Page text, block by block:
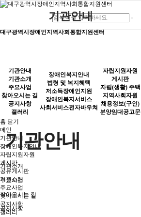
대구광역시장애인지역사회통합지원센터
기관안내
공지사항
갤러리
복지정보
기관안내
기관소개
주요사업
찾아오시는 길
공지사항
갤러리
장애인복지안내
법령 및 복지혜택
저소득장애인지원
장애인복지서비스
사회서비스전자바우쳐
자립지원자원
게시판
자립(생활) 주택
지역사회자원
채용정보(구인)
분양임대공고문
홈 닫기
메인
기관안내
장애인복지안내
자립지원자원
게시판
공유게시판
기관소개
주요사업
찾아오시는 길
공지사항
갤러리
기관안내
기관소개
주요사업
찾아오시는 길
공지사항